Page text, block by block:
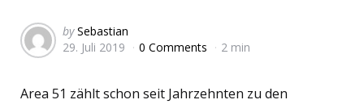
Posted
by
by Sebastian
29. Juli 2019
0 Comments 2 min
Area 51 zählt schon seit Jahrzehnten zu den